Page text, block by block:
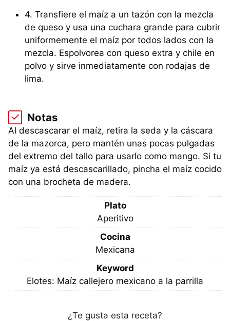
4. Transfiere el maíz a un tazón con la mezcla
de queso y usa una cuchara grande para cubrir
uniformemente el maíz por todos lados con la
mezcla. Espolvorea con queso extra y chile en
polvo y sirve inmediatamente con rodajas de
lima.
Notas
Al descascarar el maíz, retira la seda y la cáscara
de la mazorca, pero mantén unas pocas pulgadas
del extremo del tallo para usarlo como mango. Si tu
maíz ya está descascarillado, pincha el maíz cocido
con una brocheta de madera.
Plato
Aperitivo
Cocina
Mexicana
Keyword
Elotes: Maíz callejero mexicano a la parrilla
¿Te gusta esta receta?